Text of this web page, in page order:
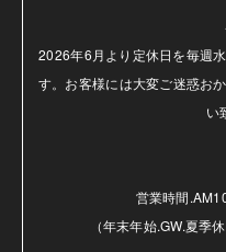
2026年6月より定休日を毎週
す。お客様には大変ご迷惑お
い
営業時間
（年末年始.GW.夏季